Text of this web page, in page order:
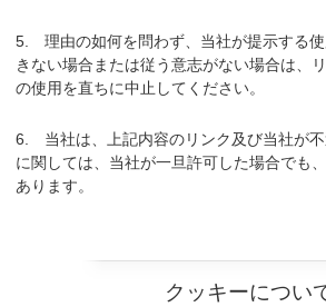
理由の如何を問わず、当社が提示する
きない場合または従う意志がない場合は、
の使用を直ちに中止してください。
当社は、上記内容のリンク及び当社が
に関しては、当社が一旦許可した場合でも
あります。
クッキーについ